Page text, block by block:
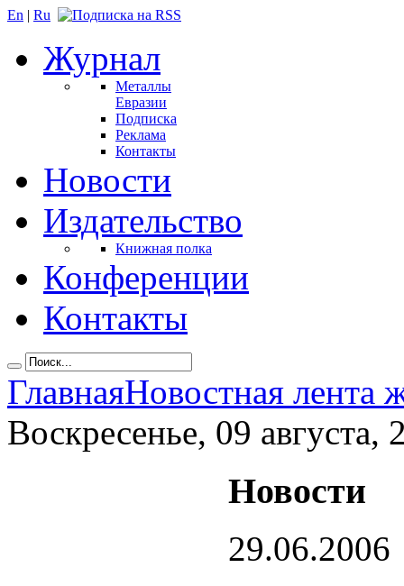
En | Ru
Журнал
Металлы
Евразии
Подписка
Реклама
Контакты
Новости
Издательство
Книжная полка
Конференции
Контакты
ГлавнаяНовостная лента
Воскресенье, 09 августа,
Новости
29.06.2006